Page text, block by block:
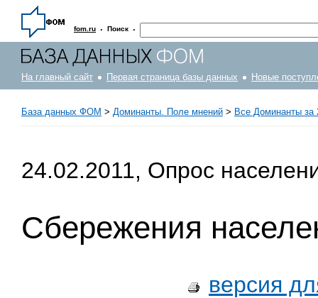
fom.ru · Поиск ·
На главный сайт Первая страница базы данных Новые
База данных ФОМ > Доминанты. Поле мнений > Все Доминанты за
24.02.2011, Опрос
Сбережения
версия